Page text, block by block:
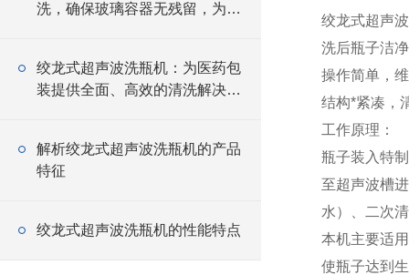
洗，确保玻璃容器无残留，为产
绞龙式超声波洗瓶机：为医药包
装提供全面、高效的清洗解决方
解析绞龙式超声波洗瓶机的产品
特征
绞龙式超声波洗瓶机的性能特点
绞龙式超声
洗后瓶子洁
操作简单，
结构*紧凑，
工作原理：
瓶子装入特
至超声波槽
水）、二次
本机主要适
使瓶子达到